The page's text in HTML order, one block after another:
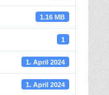
1.16 MB
1
1. April 2024
1. April 2024